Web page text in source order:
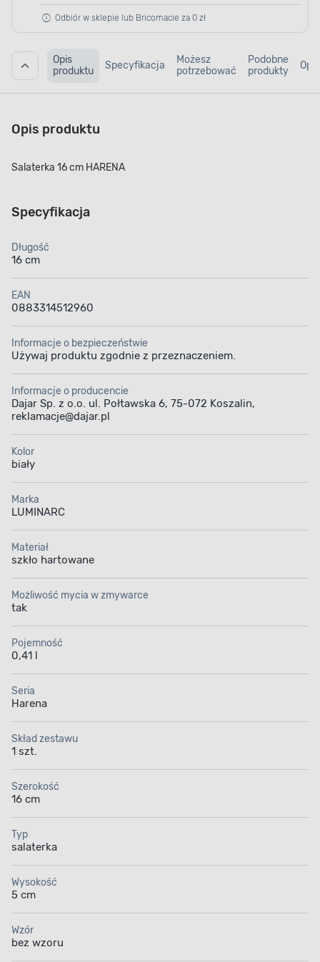
Odbiór w sklepie lub Bricomacie za 0 zł
Opis
produktu
Specyfikacja
Możesz
potrzebować
Podobne
produkty
Opis produktu
Salaterka 16 cm HARENA
Specyfikacja
Długość
16 cm
EAN
0883314512960
Informacje o bezpieczeństwie
Używaj produktu zgodnie z przeznaczeniem.
Informacje o producencie
Dajar Sp. z o.o. ul. Połtawska 6, 75-072 Koszalin,
reklamacje@dajar.pl
Kolor
biały
Marka
LUMINARC
Materiał
szkło hartowane
Możliwość mycia w zmywarce
tak
Pojemność
0,41 l
Seria
Harena
Skład zestawu
1 szt.
Szerokość
16 cm
Typ
salaterka
Wysokość
5 cm
Wzór
bez wzoru